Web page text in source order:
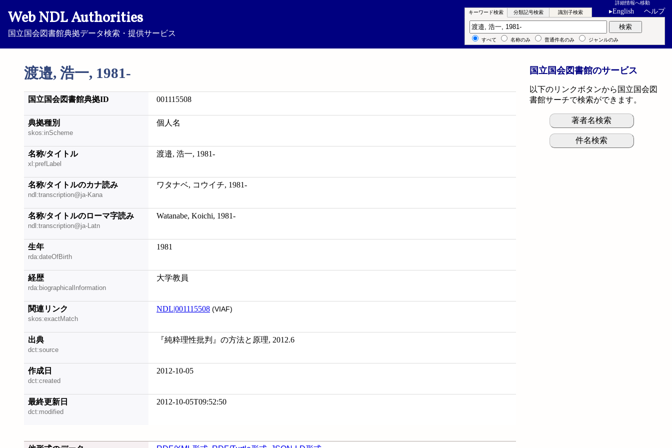
Web NDL Authorities
国立国会図書館典拠データ検索・提供サービス
詳細情報へ移動
▸English ヘルプ
渡邉, 浩一, 1981-
キーワード検索 分類記号検索 識別子検索
キーワード検索 検索
すべて 名称のみ 普通件名のみ ジャンルのみ
国立国会図書館典拠ID 001115508
典拠種別
skos:inScheme
個人名
名称/タイトル
xl:prefLabel
渡邉, 浩一, 1981-
名称/タイトルのカナ読み
ndl:transcription@ja-Kana
ワタナベ, コウイチ, 1981-
名称/タイトルのローマ字読み
ndl:transcription@ja-Latn
Watanabe, Koichi, 1981-
生年
rda:dateOfBirth
1981
経歴
rda:biographicalInformation
大学教員
関連リンク
skos:exactMatch
NDL|001115508 (VIAF)
出典
dct:source
『純粋理性批判』の方法と原理, 2012.6
作成日
dct:created
2012-10-05
最終更新日
dct:modified
2012-10-05T09:52:50
国立国会図書館のサービス
以下のリンクボタンから国立国会図
書館サーチで検索ができます。
著者名検索
件名検索